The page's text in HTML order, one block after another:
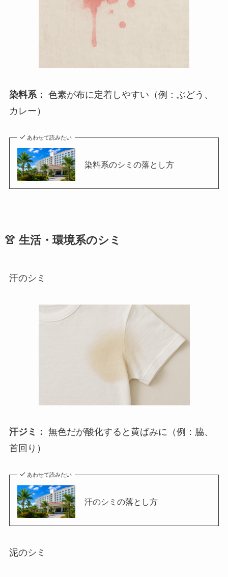
染料系： 色素が布に定着しやすい（例：ぶどう、
カレー）
あわせて読みたい
染料系のシミの落とし方
👚 生活・環境系のシミ
汗のシミ
汗ジミ： 無色だが酸化すると黄ばみに（例：脇、
首回り）
あわせて読みたい
汗のシミの落とし方
泥のシミ